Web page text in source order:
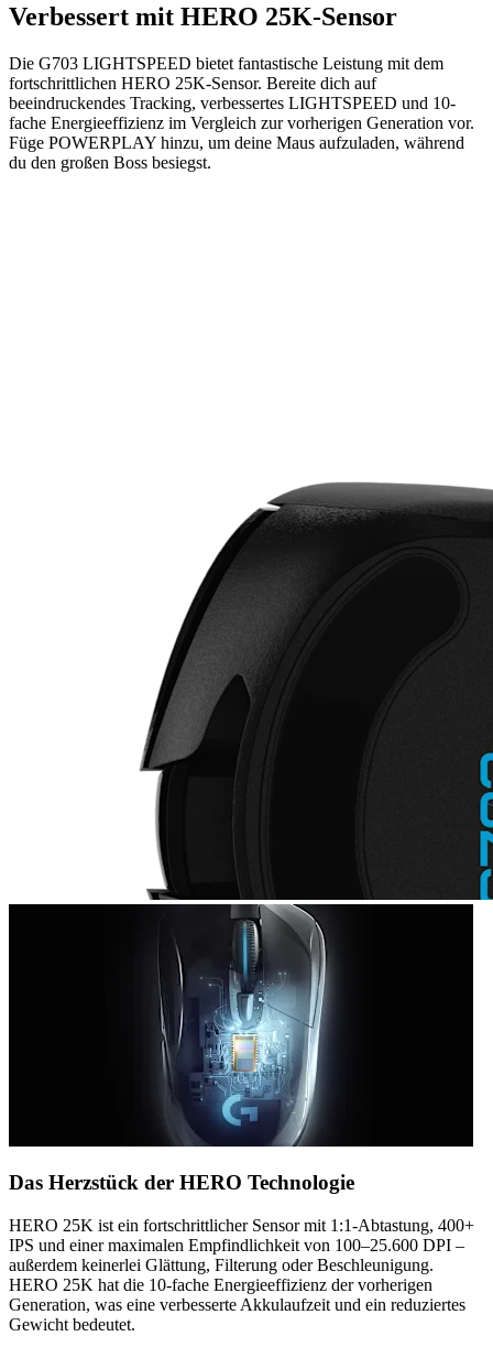
Verbessert mit HERO 25K-Sensor
Die G703 LIGHTSPEED bietet fantastische Leistung mit dem
fortschrittlichen HERO 25K-Sensor. Bereite dich auf
beeindruckendes Tracking, verbessertes LIGHTSPEED und 10-
fache Energieeffizienz im Vergleich zur vorherigen Generation vor.
Füge POWERPLAY hinzu, um deine Maus aufzuladen, während
du den großen Boss besiegst.
Das Herzstück der HERO Technologie
HERO 25K ist ein fortschrittlicher Sensor mit 1:1-Abtastung, 400+
IPS und einer maximalen Empfindlichkeit von 100–25.600 DPI –
außerdem keinerlei Glättung, Filterung oder Beschleunigung.
HERO 25K hat die 10-fache Energieeffizienz der vorherigen
Generation, was eine verbesserte Akkulaufzeit und ein reduziertes
Gewicht bedeutet.